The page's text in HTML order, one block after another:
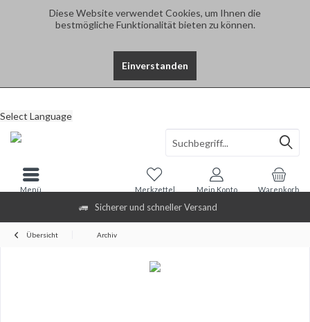
Diese Website verwendet Cookies, um Ihnen die
bestmögliche Funktionalität bieten zu können.
Einverstanden
Sicherer und schneller Versand
Select Language
Warenkorb
Merkzettel Mein Konto
Menü
Übersicht Archiv